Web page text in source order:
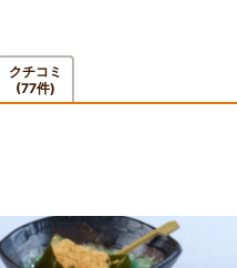
クチコミ
(77件)